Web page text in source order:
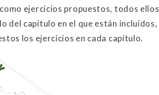
ejercicios propuestos, todos ellos
del capítulo en el que están incluidos,
los ejercicios en cada capítulo.